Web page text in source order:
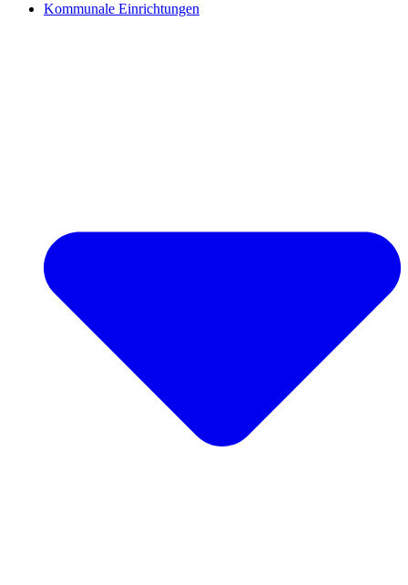
Kommunale Einrichtungen